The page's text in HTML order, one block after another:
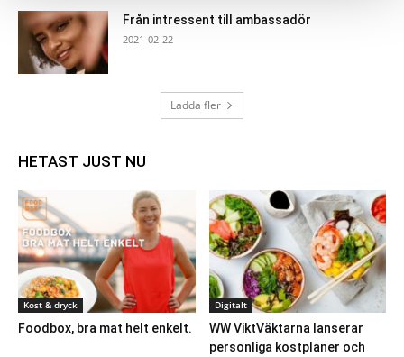
Från intressent till ambassadör
2021-02-22
Ladda fler
HETAST JUST NU
Kost & dryck
Foodbox, bra mat helt enkelt.
Digitalt
WW ViktVäktarna lanserar
personliga kostplaner och